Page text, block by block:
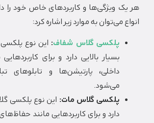
ویژگی‌ها و کاربردهای خاص خود را دارند.از
می‌توان به موارد زیر اشاره کرد:
پلکسی گلاس شفاف:این نوع پلکسی گلاس
بسیار بالایی دارد و برای کاربردهایی مانند
داخلی، پارتیشن‌ها و تابلوهای تبلیغاتی
پلکسی گلاس مات:این نوع پلکسی گلاس
دارد و برای کاربردهایی مانند حفاظ‌های